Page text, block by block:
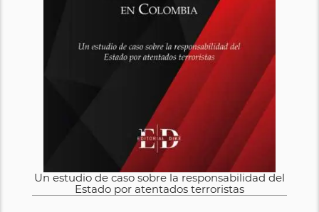
Un estudio de caso sobre la responsabilidad del
Estado por atentados terroristas